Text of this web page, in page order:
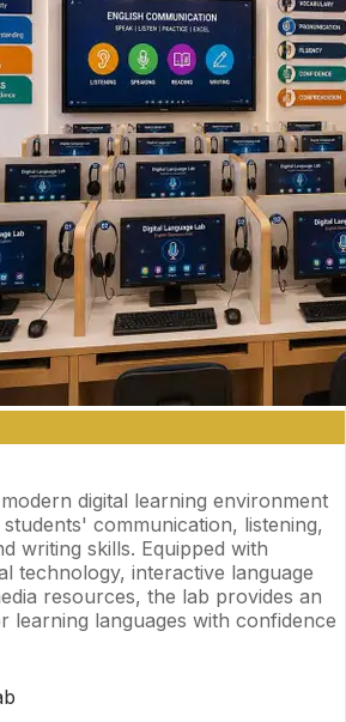
digital learning environment
communication, listening,
writing skills. Equipped with
technology, interactive language
resources, the lab provides an
learning languages with confidence